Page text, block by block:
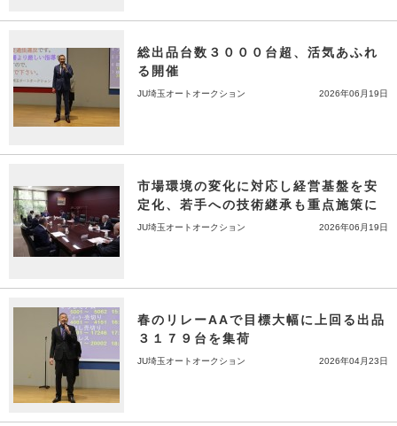
総出品台数３０００台超、活気あふれ
る開催
JU埼玉オートオークション 2026年06月19日
市場環境の変化に対応し経営基盤を安
定化、若手への技術継承も重点施策に
JU埼玉オートオークション 2026年06月19日
春のリレーAAで目標大幅に上回る出品
３１７９台を集荷
JU埼玉オートオークション 2026年04月23日